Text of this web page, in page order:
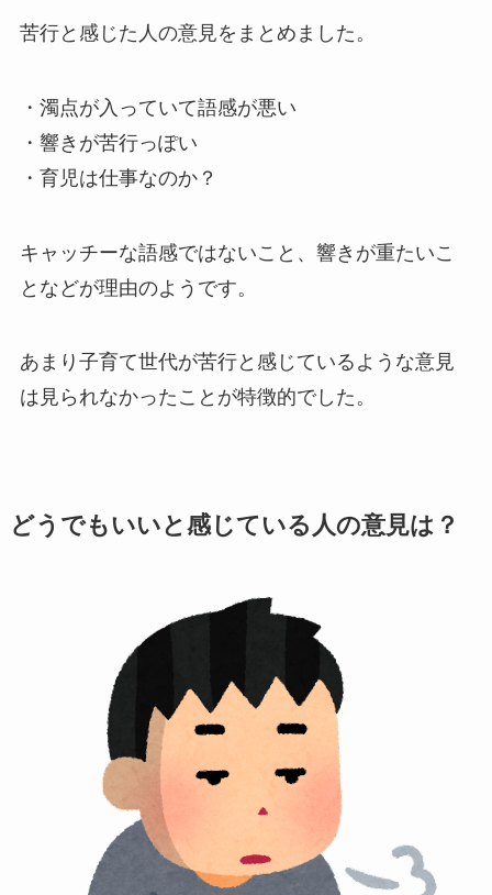
苦行と感じた人の意見をまとめました。
・濁点が入っていて語感が悪い
・響きが苦行っぽい
・育児は仕事なのか？
キャッチーな語感ではないこと、響きが重たいこ
となどが理由のようです。
あまり子育て世代が苦行と感じているような意見
は見られなかったことが特徴的でした。
どうでもいいと感じている人の意見は？